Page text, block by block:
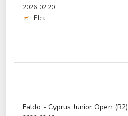
2026.02.20.
Elea
Faldo - Cyprus Junior Open (R2)